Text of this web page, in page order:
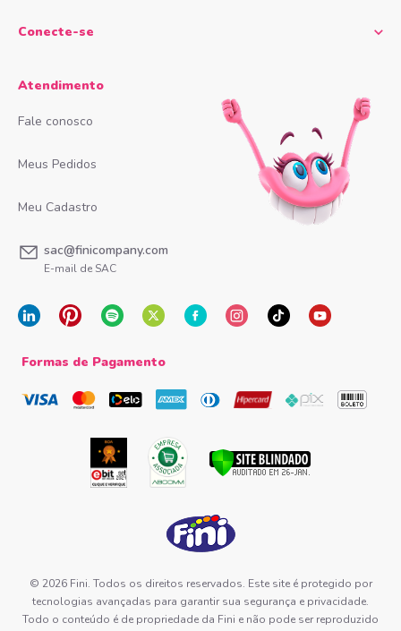
Conecte-se
Atendimento
Fale conosco
Meus Pedidos
Meu Cadastro
sac@finicompany.com
E-mail de SAC
Formas de Pagamento
© 2026 Fini. Todos os direitos reservados. Este site é protegido por
tecnologias avançadas para garantir sua segurança e privacidade.
Todo o conteúdo é de propriedade da Fini e não pode ser reproduzido